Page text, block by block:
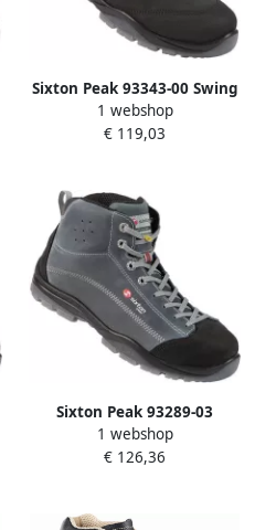
Sixton Peak 93343-00 Swing
LG S3 ESD Zwart Lime
00.091.012.38
1 webshop
€ 119,03
Sixton Peak 93289-03
Pasitos Hoog S3 ESD Grijs
Zwart 00.091.015.47
1 webshop
€ 126,36